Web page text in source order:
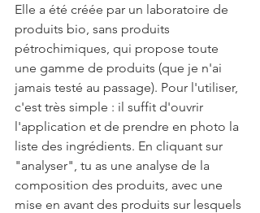
Elle a été créée par un laboratoire de
produits bio, sans produits
pétrochimiques, qui propose toute
une gamme de produits (que je n'ai
jamais testé au passage). Pour l'utiliser,
c'est très simple : il suffit d'ouvrir
l'application et de prendre en photo la
liste des ingrédients. En cliquant sur
"analyser", tu as une analyse de la
composition des produits, avec une
mise en avant des produits sur lesquels